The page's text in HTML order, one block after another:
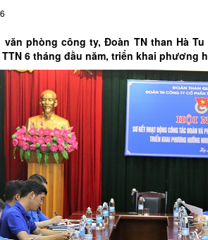
văn phòng công ty, Đoàn TN than Hà
6 tháng đầu năm, triển khai phương